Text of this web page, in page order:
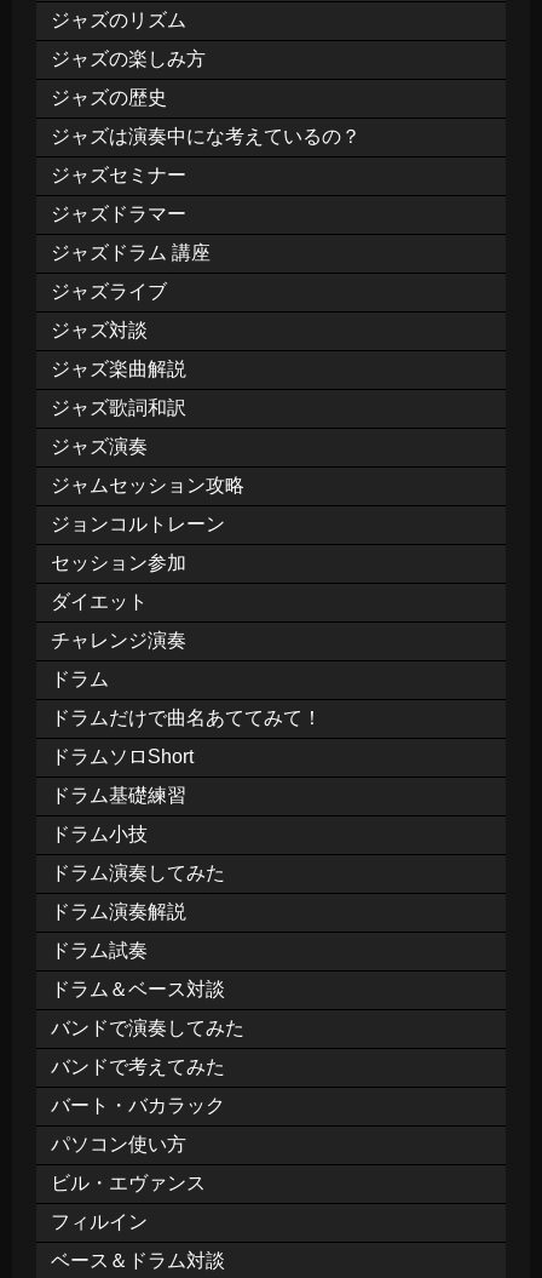
ジャズのリズム
ジャズの楽しみ方
ジャズの歴史
ジャズは演奏中にな考えているの？
ジャズセミナー
ジャズドラマー
ジャズドラム 講座
ジャズライブ
ジャズ対談
ジャズ楽曲解説
ジャズ歌詞和訳
ジャズ演奏
ジャムセッション攻略
ジョンコルトレーン
セッション参加
ダイエット
チャレンジ演奏
ドラム
ドラムだけで曲名あててみて！
ドラムソロShort
ドラム基礎練習
ドラム小技
ドラム演奏してみた
ドラム演奏解説
ドラム試奏
ドラム＆ベース対談
バンドで演奏してみた
バンドで考えてみた
バート・バカラック
パソコン使い方
ビル・エヴァンス
フィルイン
ベース＆ドラム対談